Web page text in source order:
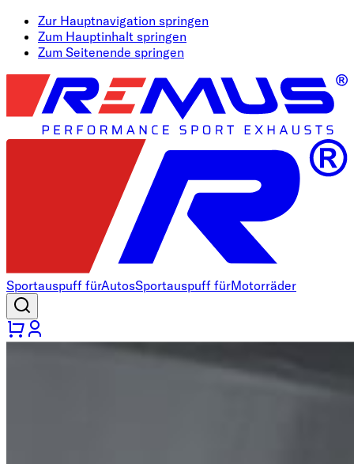
Zur Hauptnavigation springen
Zum Hauptinhalt springen
Zum Seitenende springen
Sportauspuff fürAutosSportauspuff fürMotorräder